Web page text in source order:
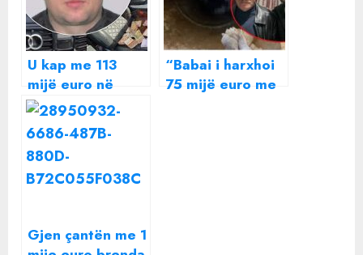
U kap me 113
mijë euro në
makinë/ Lihet në
burg efektivi i
RENEA-s,
dëshmia: I mora
borxh 20 minuta
“Babai i harxhoi
75 mijë euro me
Gjen çantën me 1